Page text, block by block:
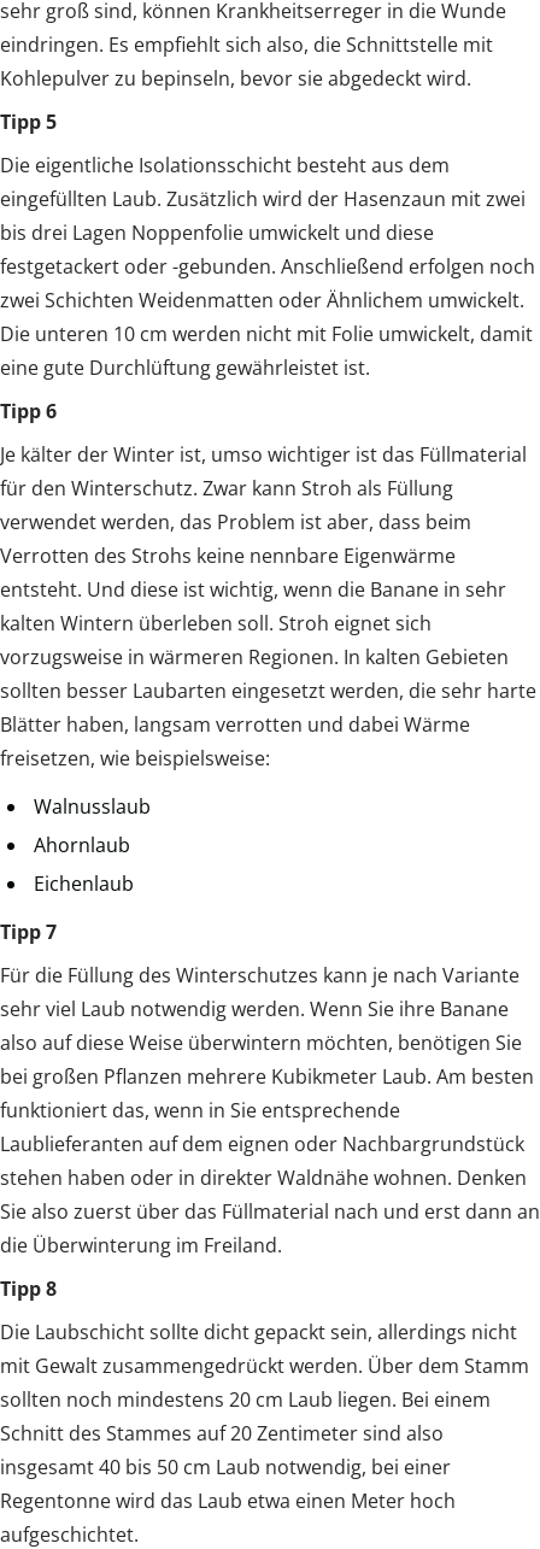
sehr groß sind, können Krankheitserreger in die Wunde
eindringen. Es empfiehlt sich also, die Schnittstelle mit
Kohlepulver zu bepinseln, bevor sie abgedeckt wird.
Tipp 5
Die eigentliche Isolationsschicht besteht aus dem
eingefüllten Laub. Zusätzlich wird der Hasenzaun mit zwei
bis drei Lagen Noppenfolie umwickelt und diese
festgetackert oder -gebunden. Anschließend erfolgen noch
zwei Schichten Weidenmatten oder Ähnlichem umwickelt.
Die unteren 10 cm werden nicht mit Folie umwickelt, damit
eine gute Durchlüftung gewährleistet ist.
Tipp 6
Je kälter der Winter ist, umso wichtiger ist das Füllmaterial
für den Winterschutz. Zwar kann Stroh als Füllung
verwendet werden, das Problem ist aber, dass beim
Verrotten des Strohs keine nennbare Eigenwärme
entsteht. Und diese ist wichtig, wenn die Banane in sehr
kalten Wintern überleben soll. Stroh eignet sich
vorzugsweise in wärmeren Regionen. In kalten Gebieten
sollten besser Laubarten eingesetzt werden, die sehr harte
Blätter haben, langsam verrotten und dabei Wärme
freisetzen, wie beispielsweise:
Walnusslaub
Ahornlaub
Eichenlaub
Tipp 7
Für die Füllung des Winterschutzes kann je nach Variante
sehr viel Laub notwendig werden. Wenn Sie ihre Banane
also auf diese Weise überwintern möchten, benötigen Sie
bei großen Pflanzen mehrere Kubikmeter Laub. Am besten
funktioniert das, wenn in Sie entsprechende
Laublieferanten auf dem eignen oder Nachbargrundstück
stehen haben oder in direkter Waldnähe wohnen. Denken
Sie also zuerst über das Füllmaterial nach und erst dann an
die Überwinterung im Freiland.
Tipp 8
Die Laubschicht sollte dicht gepackt sein, allerdings nicht
mit Gewalt zusammengedrückt werden. Über dem Stamm
sollten noch mindestens 20 cm Laub liegen. Bei einem
Schnitt des Stammes auf 20 Zentimeter sind also
insgesamt 40 bis 50 cm Laub notwendig, bei einer
Regentonne wird das Laub etwa einen Meter hoch
aufgeschichtet.